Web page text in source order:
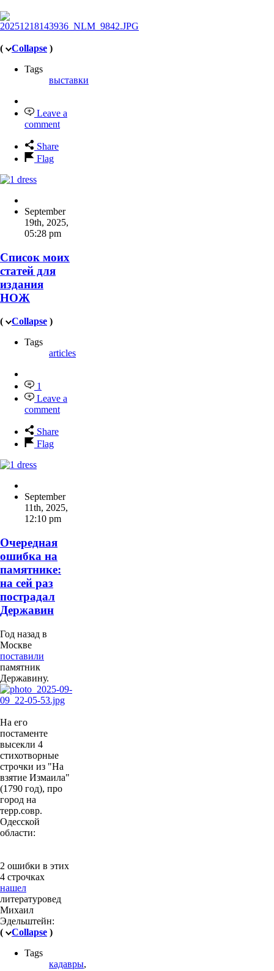
( Collapse )
Tags
выставки
Leave a
comment
Share
Flag
September
19th, 2025,
05:28 pm
Список моих
статей для
издания
НОЖ
( Collapse )
Tags
articles
1
Leave a
comment
Share
Flag
September
11th, 2025,
12:10 pm
Очередная
ошибка на
памятнике:
на сей раз
пострадал
Державин
Год назад в
Москве
поставили
памятник
Державину.
На его
постаменте
высекли 4
стихотворные
строчки из "На
взятие Измаила"
(1790 год), про
город на
терр.совр.
Одесской
области:
2 ошибки в этих
4 строчках
нашел
литературовед
Михаил
Эдельштейн:
(
Collapse )
Tags
кадавры,